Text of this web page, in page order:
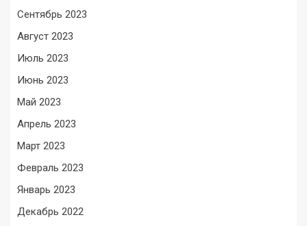
Сентябрь 2023
Август 2023
Июль 2023
Июнь 2023
Май 2023
Апрель 2023
Март 2023
Февраль 2023
Январь 2023
Декабрь 2022